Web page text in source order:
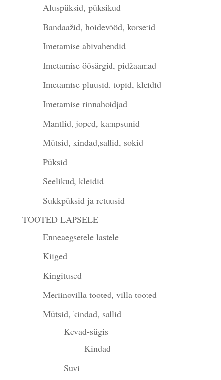
Aluspüksid, püksikud
Bandaažid, hoidevööd, korsetid
Imetamise abivahendid
Imetamise öösärgid, pidžaamad
Imetamise pluusid, topid, kleidid
Imetamise rinnahoidjad
Mantlid, joped, kampsunid
Mütsid, kindad,sallid, sokid
Püksid
Seelikud, kleidid
Sukkpüksid ja retuusid
TOOTED LAPSELE
Enneaegsetele lastele
Kiiged
Kingitused
Meriinovilla tooted, villa tooted
Mütsid, kindad, sallid
Kevad-sügis
Kindad
Suvi